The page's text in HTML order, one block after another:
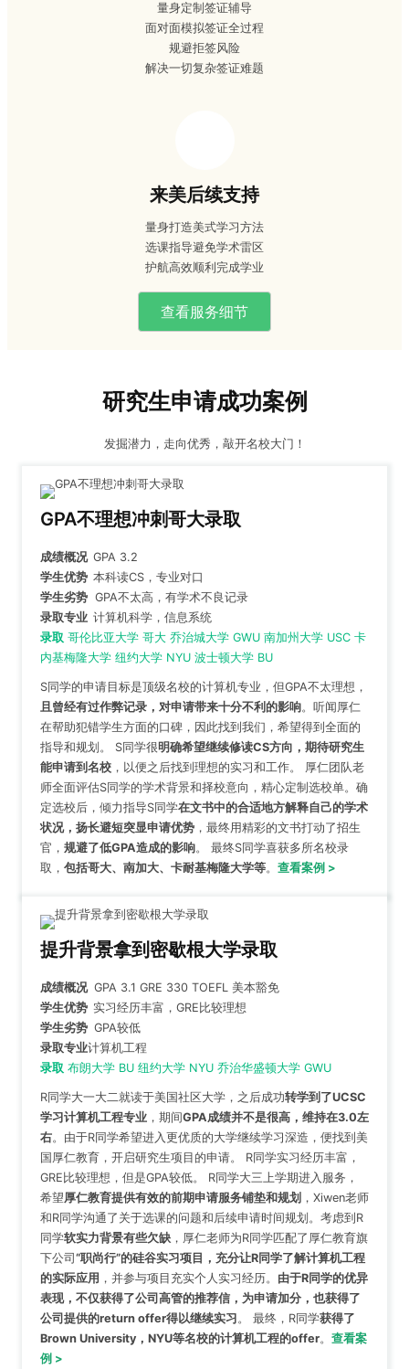
量身定制签证辅导
面对面模拟签证全过程
规避拒签风险
解决一切复杂签证难题
来美后续支持
量身打造美式学习方法
选课指导避免学术雷区
护航高效顺利完成学业
查看服务细节
研究生申请成功案例
发掘潜力，走向优秀，敲开名校大门！
GPA不理想冲刺哥大录取
成绩概况 GPA 3.2
学生优势 本科读CS，专业对口
学生劣势 GPA不太高，有学术不良记录
录取专业 计算机科学，信息系统
录取 哥伦比亚大学 哥大 乔治城大学 GWU 南加州大学 USC 卡
内基梅隆大学 纽约大学 NYU 波士顿大学 BU
S同学的申请目标是顶级名校的计算机专业，但GPA不太理想，
且曾经有过作弊记录，对申请带来十分不利的影响。听闻厚仁
在帮助犯错学生方面的口碑，因此找到我们，希望得到全面的
指导和规划。 S同学很明确希望继续修读CS方向，期待研究生
能申请到名校 ，以便之后找到理想的实习和工作。 厚仁团队老
师全面评估S同学的学术背景和择校意向，精心定制选校单。确
定选校后，倾力指导S同学在文书中的合适地方解释自己的学术
状况，扬长避短突显申请优势 ，最终用精彩的文书打动了招生
官， 规避了低GPA造成的影响。 最终S同学喜获多所名校录
取， 包括哥大、南加大、卡耐基梅隆大学等。 查看案例 >
提升背景拿到密歇根大学录取
成绩概况 GPA 3.1 GRE 330 TOEFL 美本豁免
学生优势 实习经历丰富，GRE比较理想
学生劣势 GPA较低
录取专业计算机工程
录取 布朗大学 BU 纽约大学 NYU 乔治华盛顿大学 GWU
R同学大一大二就读于美国社区大学，之后成功转学到了UCSC
学习计算机工程专业 ，期间GPA成绩并不是很高，维持在3.0左
右。由于R同学希望进入更优质的大学继续学习深造，便找到美
国厚仁教育，开启研究生项目的申请。 R同学实习经历丰富，
GRE比较理想，但是GPA较低。 R同学大三上学期进入服务，
希望厚仁教育提供有效的前期申请服务铺垫和规划 ，Xiwen老师
和R同学沟通了关于选课的问题和后续申请时间规划。考虑到R
同学软实力背景有些欠缺 ，厚仁老师为R同学匹配了厚仁教育旗
下公司 “职尚行”的硅谷实习项目，充分让R同学了解计算机工程
的实际应用 ，并参与项目充实个人实习经历。 由于R同学的优异
表现，不仅获得了公司高管的推荐信，为申请加分，也获得了
公司提供的return offer得以继续实习 。 最终，R同学获得了
Brown University，NYU等名校的计算机工程的offer。 查看案
例 >